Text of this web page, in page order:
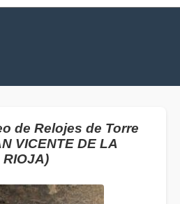
de Relojes de Torre
VICENTE DE LA
RIOJA)